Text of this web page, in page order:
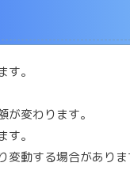
。
変わります。
。
変動する場合があり